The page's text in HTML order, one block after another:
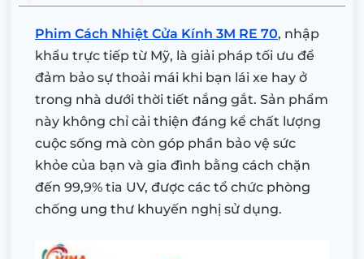
Phim Cách Nhiệt Cửa Kính 3M RE 70, nhập
khẩu trực tiếp từ Mỹ, là giải pháp tối ưu để
đảm bảo sự thoải mái khi bạn lái xe hay ở
trong nhà dưới thời tiết nắng gắt. Sản phẩm
này không chỉ cải thiện đáng kể chất lượng
cuộc sống mà còn góp phần bảo vệ sức
khỏe của bạn và gia đình bằng cách chặn
đến 99,9% tia UV, được các tổ chức phòng
chống ung thư khuyến nghị sử dụng.